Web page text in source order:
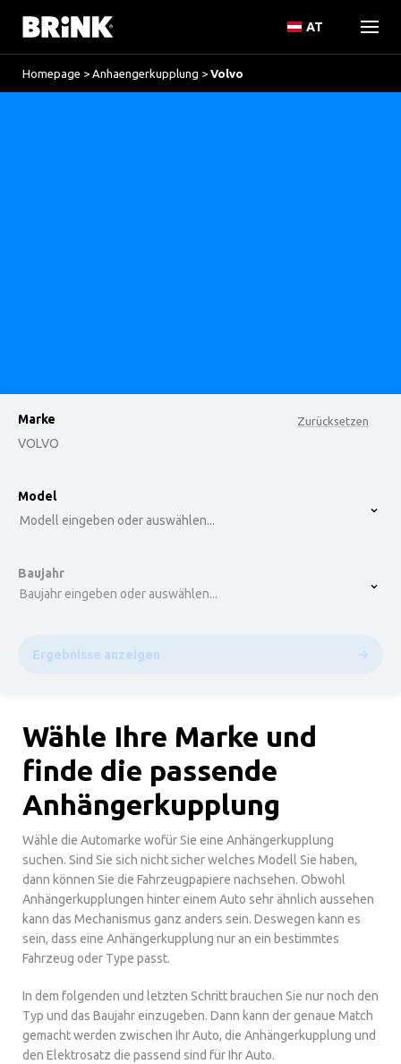
AT
Homepage > Anhaengerkupplung > Volvo
Zurücksetzen
Marke
VOLVO
option , selected.
Model
Modell eingeben oder auswählen...
Baujahr
Baujahr eingeben oder auswählen...
Ergebnisse anzeigen
Wähle Ihre Marke und
finde die passende
Anhängerkupplung
Wähle die Automarke wofür Sie eine Anhängerkupplung
suchen. Sind Sie sich nicht sicher welches Modell Sie haben,
dann können Sie die Fahrzeugpapiere nachsehen. Obwohl
Anhängerkupplungen hinter einem Auto sehr ähnlich aussehen
kann das Mechanismus ganz anders sein. Deswegen kann es
sein, dass eine Anhängerkupplung nur an ein bestimmtes
Fahrzeug oder Type passt.
In dem folgenden und letzten Schritt brauchen Sie nur noch den
Typ und das Baujahr einzugeben. Dann kann der genaue Match
gemacht werden zwischen Ihr Auto, die Anhängerkupplung und
den Elektrosatz die passend sind für Ihr Auto.